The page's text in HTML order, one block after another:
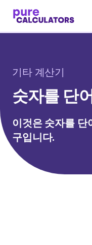
기타 계산기
숫자를 단
이것은 숫자를 단
구입니다.